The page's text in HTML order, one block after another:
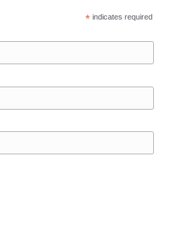
* indicates required